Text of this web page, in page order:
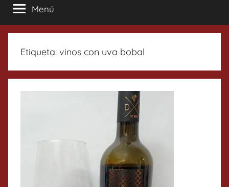
Menú
Etiqueta: vinos con uva bobal